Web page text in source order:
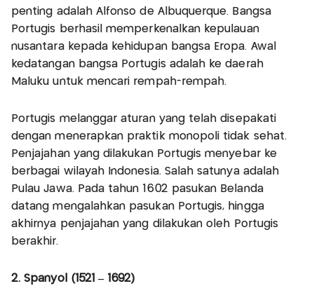
penting adalah Alfonso de Albuquerque. Bangsa
Portugis berhasil memperkenalkan kepulauan
nusantara kepada kehidupan bangsa Eropa. Awal
kedatangan bangsa Portugis adalah ke daerah
Maluku untuk mencari rempah-rempah.
Portugis melanggar aturan yang telah disepakati
dengan menerapkan praktik monopoli tidak sehat.
Penjajahan yang dilakukan Portugis menyebar ke
berbagai wilayah Indonesia. Salah satunya adalah
Pulau Jawa. Pada tahun 1602 pasukan Belanda
datang mengalahkan pasukan Portugis, hingga
akhirnya penjajahan yang dilakukan oleh Portugis
berakhir.
2. Spanyol (1521 – 1692)